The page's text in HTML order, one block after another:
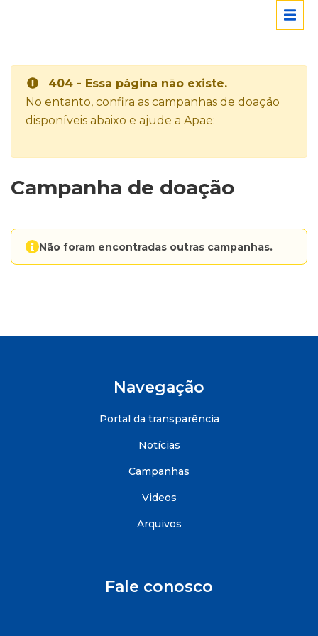
404 - Essa página não existe.
No entanto, confira as campanhas de doação
disponíveis abaixo e ajude a Apae:
Campanha de doação
Não foram encontradas outras campanhas.
Navegação
Portal da transparência
Notícias
Campanhas
Videos
Arquivos
Fale conosco